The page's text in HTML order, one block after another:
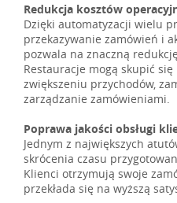
Redukcja kosztów
Dzięki automatyzacji wielu
przekazywanie zamówień i
pozwala na znaczną
Restauracje mogą skupić
zwiększeniu przychodów,
zarządzanie zamówieniami.
Poprawa jakości obsługi
Jednym z największych
skrócenia czasu
Klienci otrzymują swoje
przekłada się na wyższą